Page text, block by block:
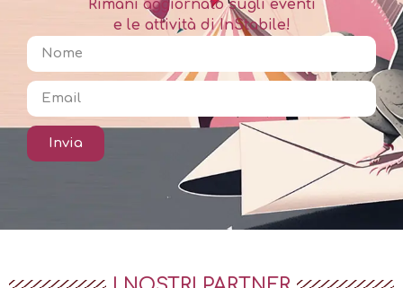
Rimani aggiornato sugli eventi
e le attività di InStabile!
Invia